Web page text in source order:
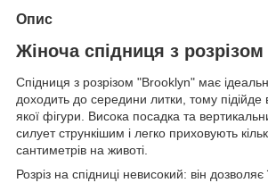
Опис
Жіноча спідниця з
Спідниця з розрізом "Brooklyn" має
доходить до середини литки, тому
якої фігури. Висока посадка та
силует стрункішим і легко приховують
сантиметрів на животі.
Розріз на спідниці невисокий: він дозволяє